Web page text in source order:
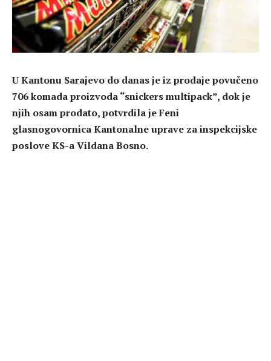
U Kantonu Sarajevo do danas je iz prodaje povučeno
706 komada proizvoda “snickers multipack”, dok je
njih osam prodato, potvrdila je Feni
glasnogovornica Kantonalne uprave za inspekcijske
poslove KS-a Vildana Bosno.